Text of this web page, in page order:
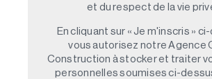
et du respect de la vie
En cliquant sur « Je m'inscris »
vous autorisez notre Agence
Construction à stocker et traiter
personnelles soumises ci-